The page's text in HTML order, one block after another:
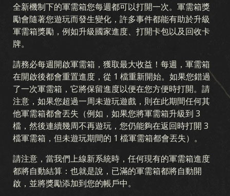
全新機制下的軍需箱您每週都可以打開一次。軍需箱獎
勵會隨著您遊玩而發生變化，許多事件都能有助於升級
軍需箱獎勵，例如升級國家進度、打開卡包以及回收卡
牌。
請務必每週開啟軍需箱，獲取最大收益！每週，軍需箱
在開啟後都會重置進度，從 1 檔重新開始。如果您錯過
了一次軍需箱，它將保留進度以便在您方便時打開。請
注意，如果您超過一周未遊玩遊戲，則在此期間任何其
他軍需箱都會丟失（例如，如果您將軍需箱升級到 3
檔，然後連續幾周不再遊玩，您仍能夠在返回時打開 3
檔軍需箱，但未遊玩期間的 1 檔軍需箱都會丟失）。
請注意，當我們上線新系統時，任何現有的軍需箱進度
都將自動結算：也就是說，已滿的軍需箱都將自動開
啟，並將獎勵添加到您的帳戶中。